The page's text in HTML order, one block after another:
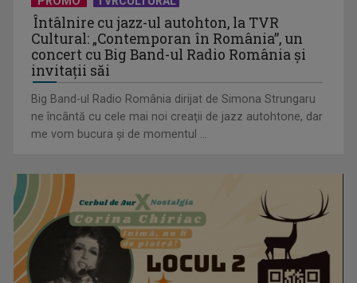
„Frații Jderi”, superproducția inspirată din opera lui Mihail
Sadoveanu, la ...
Întâlnire cu jazz-ul autohton, la TVR
Cultural: „Contemporan în România”, un
concert cu Big Band-ul Radio România şi
invitaţii săi
Big Band-ul Radio România dirijat de Simona Strungaru
ne încântă cu cele mai noi creaţii de jazz autohtone, dar
me vom bucura şi de momentul ...